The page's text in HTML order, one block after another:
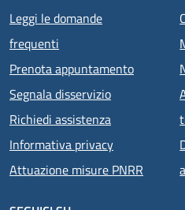
Menu piè di
Leggi le domande
frequenti
Prenota appuntamento
Segnala disservizio
Richiedi assistenza
Informativa privacy
Attuazione misure PNRR